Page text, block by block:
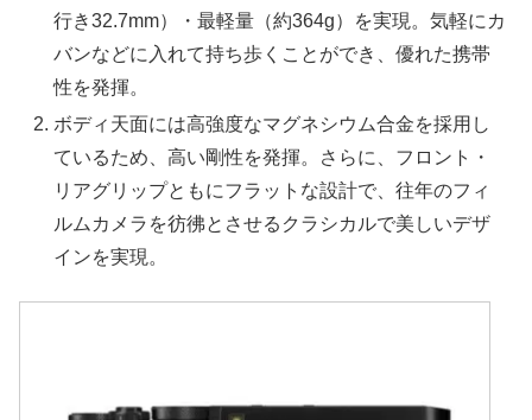
行き32.7mm）・最軽量（約364g）を実現。気軽にカ
バンなどに入れて持ち歩くことができ、優れた携帯
性を発揮。
ボディ天面には高強度なマグネシウム合金を採用し
ているため、高い剛性を発揮。さらに、フロント・
リアグリップともにフラットな設計で、往年のフィ
ルムカメラを彷彿とさせるクラシカルで美しいデザ
インを実現。